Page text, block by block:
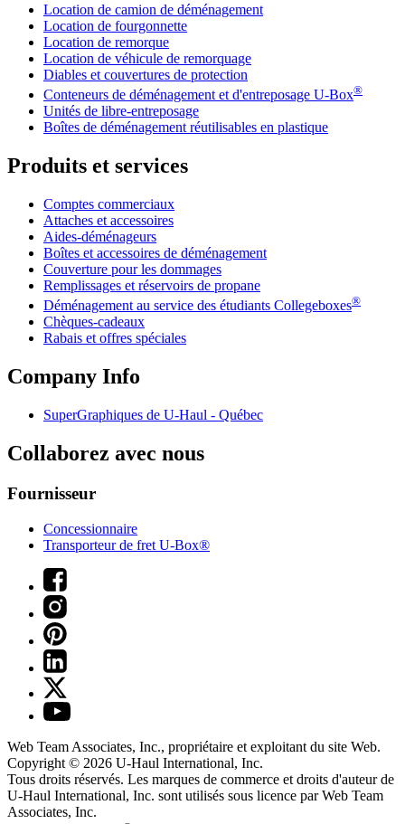
Location de camion de déménagement
Location de fourgonnette
Location de remorque
Location de véhicule de remorquage
Diables et couvertures de protection
Conteneurs de déménagement et d'entreposage U-Box®
Unités de libre-entreposage
Boîtes de déménagement réutilisables en plastique
Produits et services
Comptes commerciaux
Attaches et accessoires
Aides-déménageurs
Boîtes et accessoires de déménagement
Couverture pour les dommages
Remplissages et réservoirs de propane
Déménagement au service des étudiants Collegeboxes®
Chèques-cadeaux
Rabais et offres spéciales
Company Info
SuperGraphiques de U-Haul - Québec
Collaborez avec nous
Fournisseur
Concessionnaire
Transporteur de fret U-Box®
Web Team Associates, Inc., propriétaire et exploitant du site Web.
Copyright © 2026 U-Haul International, Inc.
Tous droits réservés. Les marques de commerce et droits d'auteur de
U-Haul International, Inc. sont utilisés sous licence par Web Team
Associates, Inc.